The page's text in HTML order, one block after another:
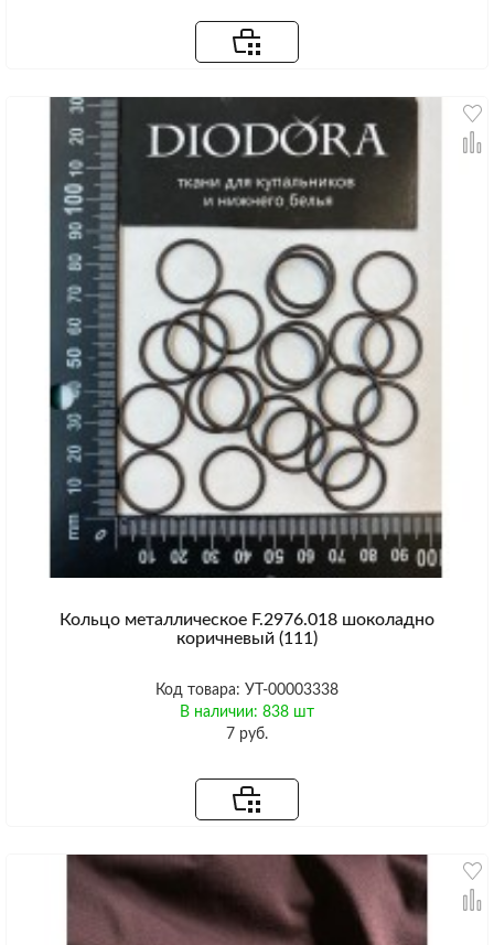
Кольцо металлическое F.2976.018 шоколадно
коричневый (111)
Код товара: УТ-00003338
В наличии: 838 шт
7 руб.